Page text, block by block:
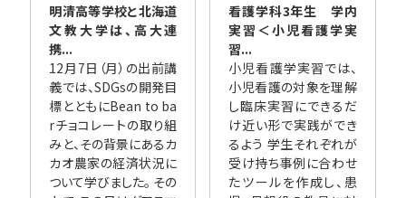
明清高等学校と北海道
文教大学は、高大連
携...
12月7日（月）の出前講
義では、SDGsの開発目
標とともにBean to ba
rチョコレートの取り組
みと、その背景にあるカ
カオ農家の経済状況に
ついて学びました。 その
看護学科3年生 学内
実習＜小児看護学実
習...
小児看護学実習では、
小児看護の対象を理解
し臨床実習にできるだ
け近い形で実践ができ
るよう 学生それぞれが
受け持ち事例に合わせ
たツールを作成し、患